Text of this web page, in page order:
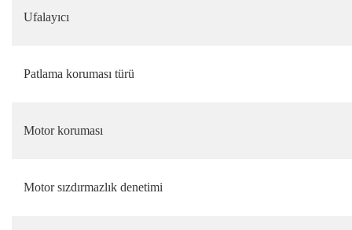
Ufalayıcı
Patlama koruması türü
Motor koruması
Motor sızdırmazlık denetimi